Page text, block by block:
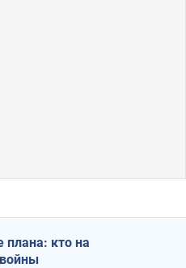
плана: кто на